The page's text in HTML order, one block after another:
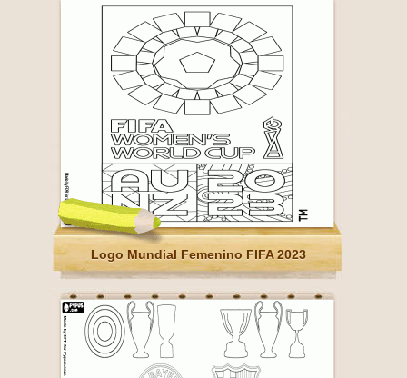
Logo Mundial Femenino FIFA 2023